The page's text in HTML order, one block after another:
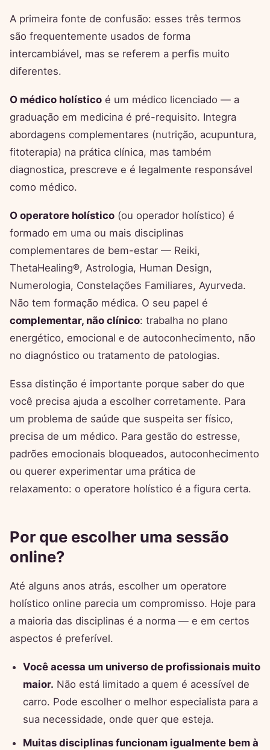
A primeira fonte de confusão: esses três termos
são frequentemente usados de forma
intercambiável, mas se referem a perfis muito
diferentes.
O médico holístico é um médico licenciado — a
graduação em medicina é pré-requisito. Integra
abordagens complementares (nutrição, acupuntura,
fitoterapia) na prática clínica, mas também
diagnostica, prescreve e é legalmente responsável
como médico.
O operatore holístico (ou operador holístico) é
formado em uma ou mais disciplinas
complementares de bem-estar — Reiki,
ThetaHealing®, Astrologia, Human Design,
Numerologia, Constelações Familiares, Ayurveda.
Não tem formação médica. O seu papel é
complementar, não clínico: trabalha no plano
energético, emocional e de autoconhecimento, não
no diagnóstico ou tratamento de patologias.
Essa distinção é importante porque saber do que
você precisa ajuda a escolher corretamente. Para
um problema de saúde que suspeita ser físico,
precisa de um médico. Para gestão do estresse,
padrões emocionais bloqueados, autoconhecimento
ou querer experimentar uma prática de
relaxamento: o operatore holístico é a figura certa.
Por que escolher uma sessão
online?
Até alguns anos atrás, escolher um operatore
holístico online parecia um compromisso. Hoje para
a maioria das disciplinas é a norma — e em certos
aspectos é preferível.
Você acessa um universo de profissionais muito
maior. Não está limitado a quem é acessível de
carro. Pode escolher o melhor especialista para a
sua necessidade, onde quer que esteja.
Muitas disciplinas funcionam igualmente bem à